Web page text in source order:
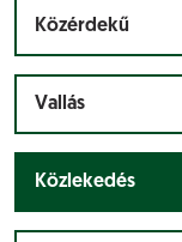
Közérdekű
Vallás
Közlekedés